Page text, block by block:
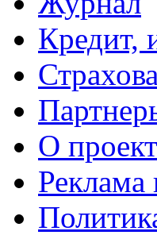
Кредит,
O
Реклама